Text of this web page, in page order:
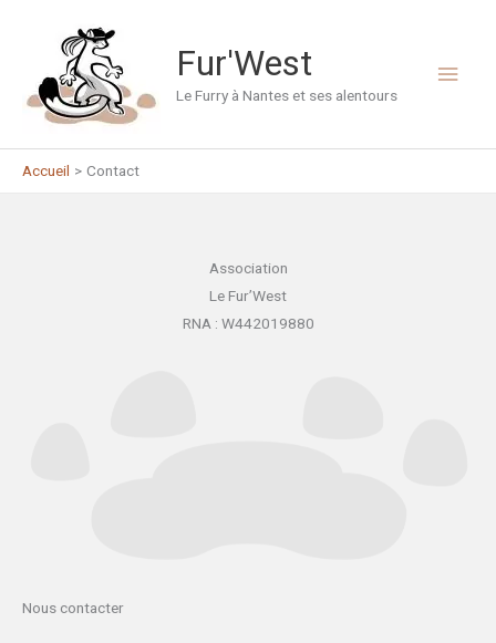
Fur'West
Le Furry à Nantes et ses alentours
Accueil Contact
Association
Le Fur’West
RNA : W442019880
Nous contacter